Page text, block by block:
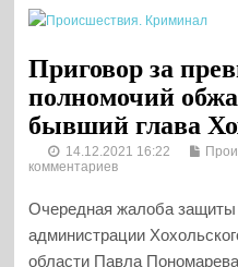
Приговор за
полномочий
бывший глава
14.12.2021 16:22
комментариев
Очередная жалоба защиты
администрации
области Павла